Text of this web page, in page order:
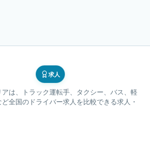
求人
アは、トラック運転手、タクシー、バス、軽
全国のドライバー求人を比較できる求人・